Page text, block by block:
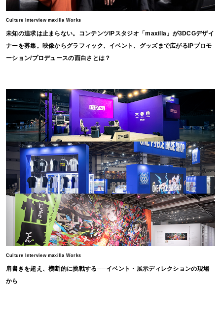
Culture Interview maxilla Works
未知の追求は止まらない。コンテンツIPスタジオ「maxilla」が3DCGデザイ
ナーを募集。映像からグラフィック、イベント、グッズまで広がるIPプロモ
ーション/プロデュースの面白さとは？
Culture Interview maxilla Works
肩書きを超え、横断的に挑戦する──イベント・展示ディレクションの現場
から